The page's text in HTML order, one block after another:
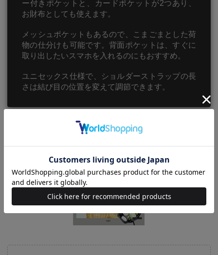
ー付きポケットと、カードポケットが2つあり、
お財布としても使えます。
メッシュポケットもあるので、こまごまとした荷
物の仕分けも可能です。背面ポケットは、すぐに
取り出したいスマホを入れるのにもおすすめ。
ユニセックス仕様で、ショルダーストラップの長
さは結び目の位置を変えて調節できます。